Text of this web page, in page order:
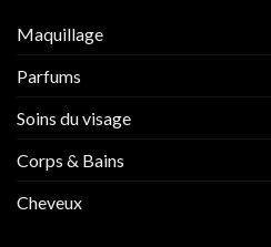
Maquillage
Parfums
Soins du visage
Corps & Bains
Cheveux